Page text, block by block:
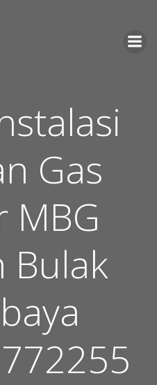
Gas
MBG
Bulak